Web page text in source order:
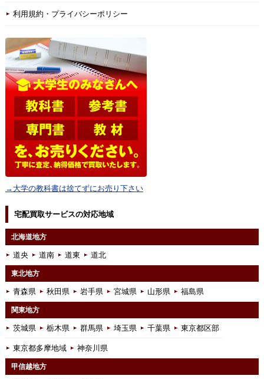
利用規約・プライバシーポリシー
→大学の教科書は捨てずにお売り下さい
宅配買取サービスの対応地域
北海道地方
道央 道南 道東 道北
東北地方
青森県 秋田県 岩手県 宮城県 山形県 福島県
関東地方
茨城県 栃木県 群馬県 埼玉県 千葉県 東京都区部
東京都多摩地域 神奈川県
甲信越地方